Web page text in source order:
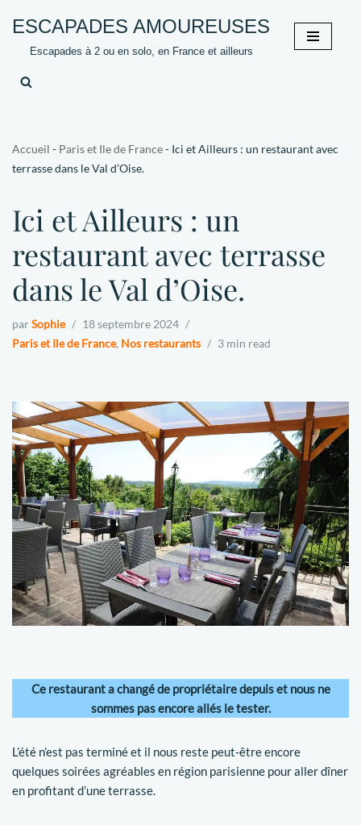
Aller
contenu
ESCAPADES AMOUREUSES
Escapades à 2 ou en solo, en France et ailleurs
Accueil - Paris et Ile de France- Ici et Ailleurs : un restaurant avec
terrasse dans le Val d’Oise.
Ici et Ailleurs : un
restaurant avec terrasse
dans le Val d’Oise.
par Sophie
18 septembre 2024
Paris et Ile de France, Nos restaurants 3 min read
Ce restaurant a changé de propriétaire depuis et nous ne
sommes pas encore allés le tester.
L’été n’est pas terminé et il nous reste peut-être encore
quelques soirées agréables en région parisienne pour aller dîner
en profitant d’une terrasse.